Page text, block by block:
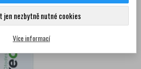
jen nezbytně nutné cookies
Více informací